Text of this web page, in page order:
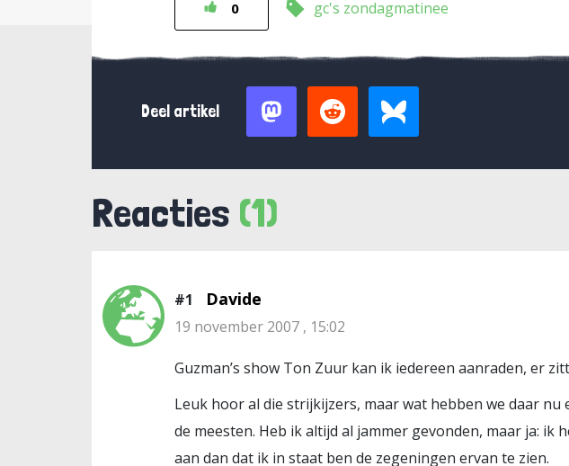
0 gc's zondagmatinee
Deel artikel
Reacties (1)
#1 Davide
19 november 2007 , 15:02
Guzman’s show Ton Zuur kan ik iedereen aanraden, er
Leuk hoor al die strijkijzers, maar wat hebben we daar nu
de meesten. Heb ik altijd al jammer gevonden, maar ja:
aan dan dat ik in staat ben de zegeningen ervan te zien.